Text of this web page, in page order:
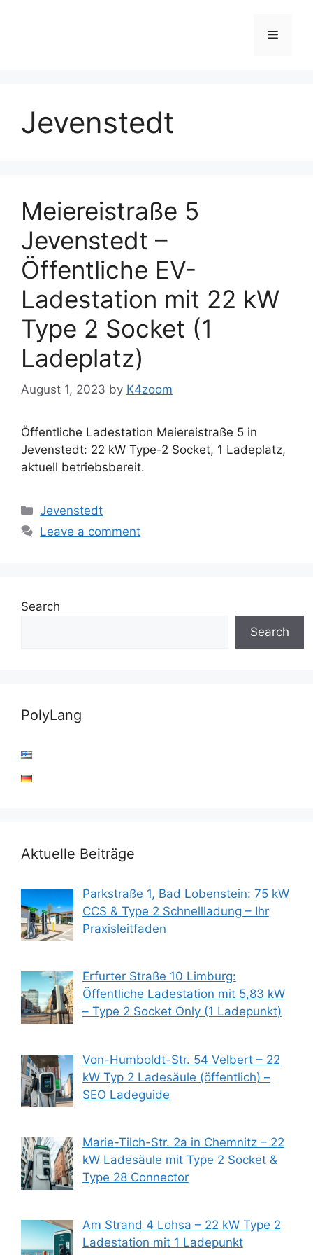
Menu
Jevenstedt
Meiereistraße 5
Jevenstedt –
Öffentliche EV-
Ladestation mit 22 kW
Type 2 Socket (1
Ladeplatz)
August 1, 2023 by K4zoom
Öffentliche Ladestation Meiereistraße 5 in
Jevenstedt: 22 kW Type-2 Socket, 1 Ladeplatz,
aktuell betriebsbereit.
Categories
Jevenstedt
Leave a comment
Search
Search
PolyLang
Aktuelle Beiträge
Parkstraße 1, Bad Lobenstein: 75 kW
CCS & Type 2 Schnellladung – Ihr
Praxisleitfaden
Erfurter Straße 10 Limburg:
Öffentliche Ladestation mit 5,83 kW
– Type 2 Socket Only (1 Ladepunkt)
Von-Humboldt-Str. 54 Velbert – 22
kW Typ 2 Ladesäule (öffentlich) –
SEO Ladeguide
Marie-Tilch-Str. 2a in Chemnitz – 22
kW Ladesäule mit Type 2 Socket &
Type 28 Connector
Am Strand 4 Lohsa – 22 kW Type 2
Ladestation mit 1 Ladepunkt